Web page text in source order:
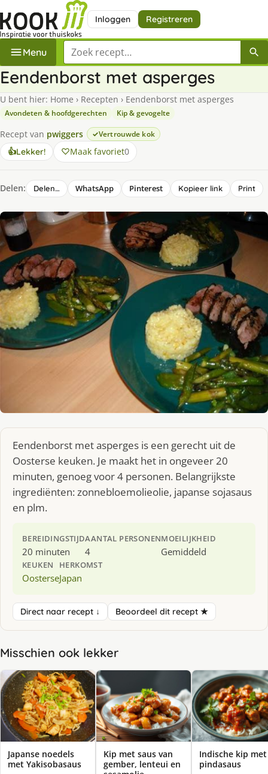
Inloggen Registreren
Menu Zoek een recept
Eendenborst met asperges
U bent hier: Home › Recepten › Eendenborst met asperges
Avondeten & hoofdgerechten Kip & gevogelte
Recept van pwiggers Vertrouwde kok
👍Lekker! Maak favoriet0
Delen: Delen… WhatsApp Pinterest Kopieer link Print
Eendenborst met asperges is een gerecht uit de
Oosterse keuken. Je maakt het in ongeveer 20
minuten, genoeg voor 4 personen. Belangrijkste
ingrediënten: zonnebloemolieolie, japanse sojasaus
en plm.
BEREIDINGSTIJD
20 minuten
AANTAL PERSONEN
4
MOEILIJKHEID
Gemiddeld
KEUKEN
Oosterse
HERKOMST
Japan
Direct naar recept ↓ Beoordeel dit recept ★
Misschien ook lekker
Japanse noedels
met Yakisobasaus
Kip met saus van
gember, lenteui en
Indische kip met
pindasaus